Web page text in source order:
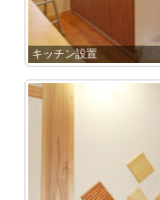
キッチン設置